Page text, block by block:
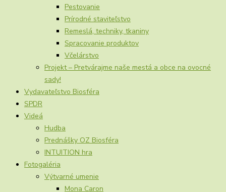
Pestovanie
Prírodné staviteľstvo
Remeslá, techniky, tkaniny
Spracovanie produktov
Včelárstvo
Projekt – Pretvárajme naše mestá a obce na ovocné
sady!
Vydavateľstvo Biosféra
SPDR
Videá
Hudba
Prednášky OZ Biosféra
INTUITION hra
Fotogaléria
Výtvarné umenie
Mona Caron